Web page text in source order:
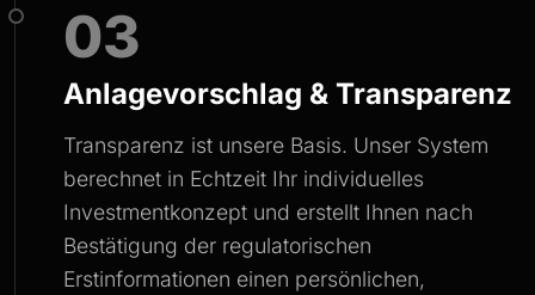
03
Anlagevorschlag & Transparenz
Transparenz ist unsere Basis. Unser System
berechnet in Echtzeit Ihr individuelles
Investmentkonzept und erstellt Ihnen nach
Bestätigung der regulatorischen
Erstinformationen einen persönlichen,